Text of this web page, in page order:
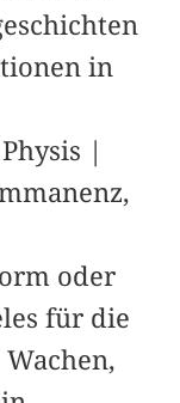
in
|
oder
für die